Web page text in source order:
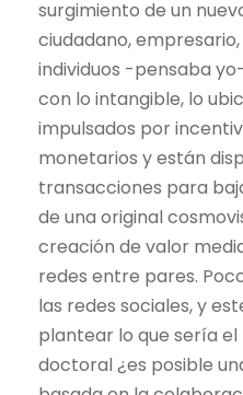
surgimiento de un
ciudadano,
individuos -pensaba
con lo intangible, lo
impulsados por
monetarios y están
transacciones para
de una original
creación de valor
redes entre pares.
las redes sociales, y
plantear lo que sería
doctoral ¿es posible